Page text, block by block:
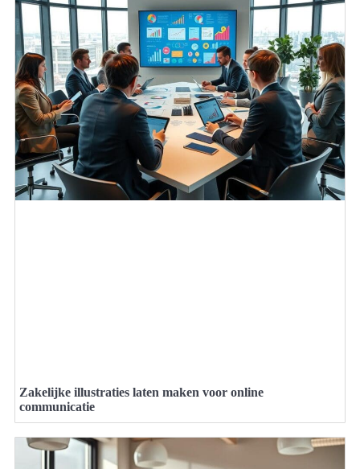
Zakelijke illustraties laten maken voor online
communicatie